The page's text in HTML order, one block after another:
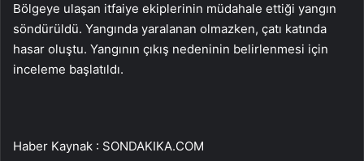
Bölgeye ulaşan itfaiye ekiplerinin müdahale ettiği yangın
söndürüldü. Yangında yaralanan olmazken, çatı katında
hasar oluştu. Yangının çıkış nedeninin belirlenmesi için
inceleme başlatıldı.
Haber Kaynak : SONDAKIKA.COM